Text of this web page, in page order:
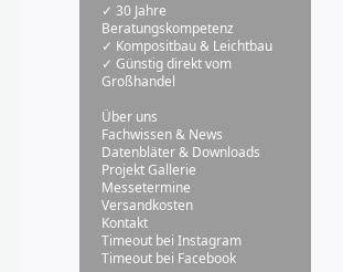
✓ 30 Jahre
Beratungskompetenz
✓ Kompositbau & Leichtbau
✓ Günstig direkt vom
Großhandel
Über uns
Fachwissen & News
Datenbläter & Downloads
Projekt Gallerie
Messetermine
Versandkosten
Kontakt
Timeout bei Instagram
Timeout bei Facebook